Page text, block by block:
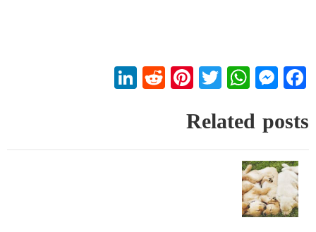
Facebook
Messenger
WhatsApp
Twitter
Pinterest
Reddit
Related posts